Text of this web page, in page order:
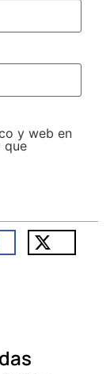
y web en
que